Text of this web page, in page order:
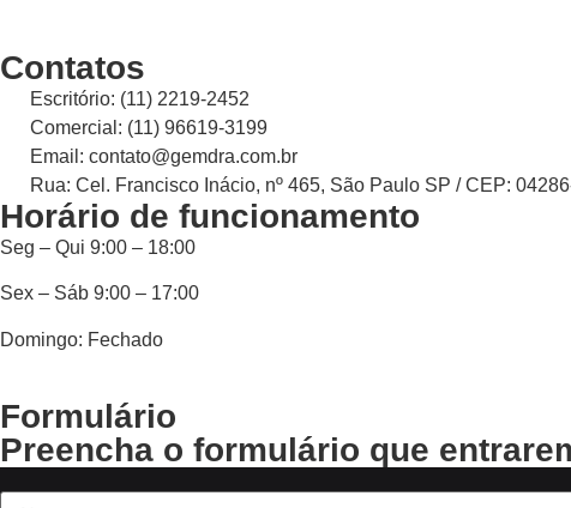
Contatos
Escritório: (11) 2219-2452
Comercial: (11) 96619-3199
Email: contato@gemdra.com.br
Rua: Cel. Francisco Inácio, nº 465, São Paulo SP / CEP:
Horário de funcionamento
Seg – Qui 9:00 – 18:00
Sex – Sáb 9:00 – 17:00
Domingo: Fechado
Formulário
Preencha o formulário que